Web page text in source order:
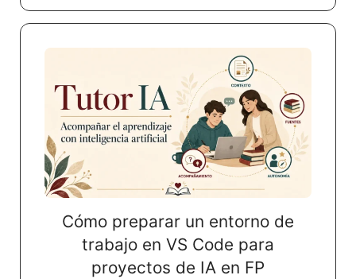
Cómo preparar un entorno de
trabajo en VS Code para
proyectos de IA en FP